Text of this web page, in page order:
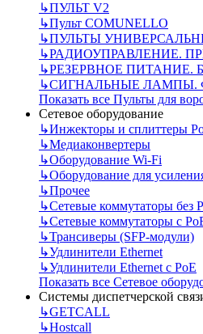
↳ПУЛЬТ V2
↳Пульт СOMUNELLO
↳ПУЛЬТЫ
↳РАДИОУПРАВЛЕНИЕ.
↳РЕЗЕРВНОЕ ПИТАНИЕ.
↳СИГНАЛЬНЫЕ ЛАМПЫ.
Показать все Пульты для
Сетевое оборудование
↳Инжекторы и сплиттеры
↳Медиаконвертеры
↳Оборудование Wi-Fi
↳Оборудование для
↳Прочее
↳Сетевые коммутаторы без
↳Сетевые коммутаторы с
↳Трансиверы (SFP-модули)
↳Удлинители Ethernet
↳Удлинители Ethernet с PoE
Показать все Сетевое
Системы диспетчерской
↳GETCALL
↳Hostcall